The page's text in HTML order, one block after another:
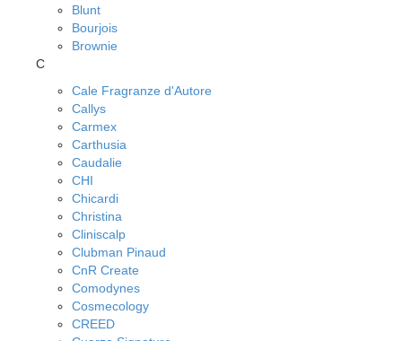
Blunt
Bourjois
Brownie
C
Cale Fragranze d'Autore
Callys
Carmex
Carthusia
Caudalie
CHI
Chicardi
Christina
Cliniscalp
Clubman Pinaud
CnR Create
Comodynes
Cosmecology
CREED